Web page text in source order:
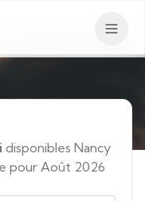
disponibles Nancy
pour Août 2026